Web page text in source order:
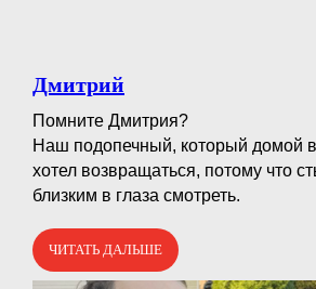
Дмитрий
Помните Дмитрия?⠀
Наш подопечный, который домой
хотел возвращаться, потому что
близким в глаза смотреть.
ЧИТАТЬ ДАЛЬШЕ